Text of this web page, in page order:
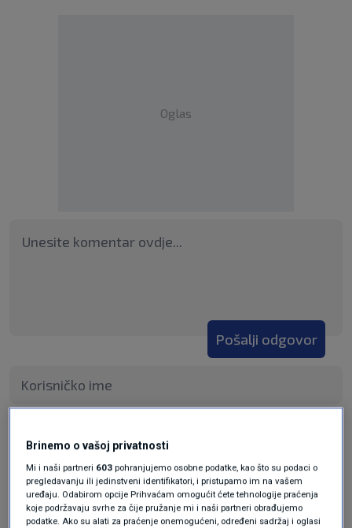
Oglas
Pošalji odgovor
Pošalji
Brinemo o vašoj privatnosti
Mi i naši partneri 603 pohranjujemo osobne podatke, kao što su podaci o
pregledavanju ili jedinstveni identifikatori, i pristupamo im na vašem
uređaju. Odabirom opcije Prihvaćam omogućit ćete tehnologije praćenja
koje podržavaju svrhe za čije pružanje mi i naši partneri obrađujemo
podatke. Ako su alati za praćenje onemogućeni, određeni sadržaj i oglasi